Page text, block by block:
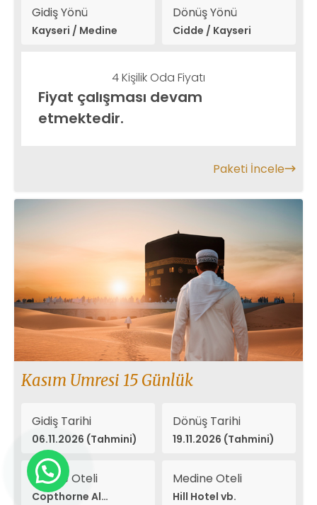
Gidiş Yönü
Kayseri / Medine
Dönüş Yönü
Cidde / Kayseri
4 Kişilik Oda Fiyatı
Fiyat çalışması devam
etmektedir.
Paketi İncele
Kasım Umresi 15 Günlük
Gidiş Tarihi
06.11.2026 (Tahmini)
Dönüş Tarihi
19.11.2026 (Tahmini)
Mekke Oteli
Copthorne Al
Medine Oteli
Hill Hotel vb.